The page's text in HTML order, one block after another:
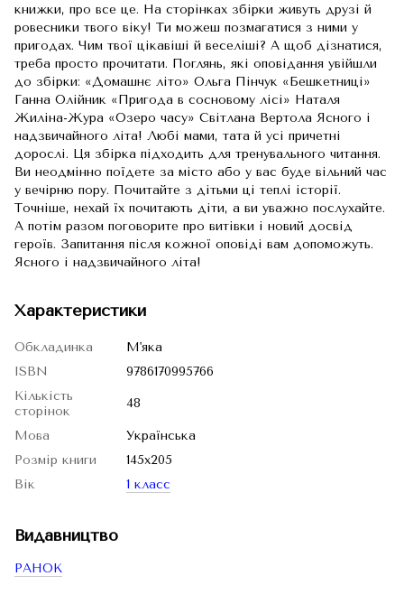
книжки, про все це. На сторінках збірки живуть друзі й
ровесники твого віку! Ти можеш позмагатися з ними у
пригодах. Чим твої цікавіші й веселіші? А щоб дізнатися,
треба просто прочитати. Поглянь, які оповідання увійшли
до збірки: «Домашнє літо» Ольга Пінчук «Бешкетниці»
Ганна Олійник «Пригода в сосновому лісі» Наталя
Жиліна-Жура «Озеро часу» Світлана Вертола Ясного і
надзвичайного літа! Любі мами, тата й усі причетні
дорослі. Ця збірка підходить для тренувального читання.
Ви неодмінно поїдете за місто або у вас буде вільний час
у вечірню пору. Почитайте з дітьми ці теплі історії.
Точніше, нехай їх почитають діти, а ви уважно послухайте.
А потім разом поговорите про витівки і новий досвід
героїв. Запитання після кожної оповіді вам допоможуть.
Ясного і надзвичайного літа!
Характеристики
Обкладинка
М'яка
ISBN
9786170995766
Кількість
сторінок
48
Мова
Українська
Розмір книги
145х205
Вік
1 класс
Видавництво
РАНОК